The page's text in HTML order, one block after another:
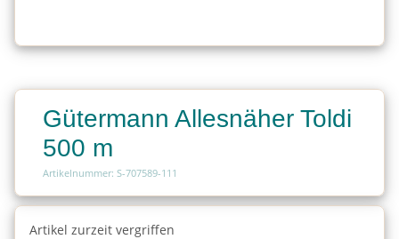
Gütermann Allesnäher Toldi
500 m
Artikelnummer: S-707589-111
Artikel zurzeit vergriffen